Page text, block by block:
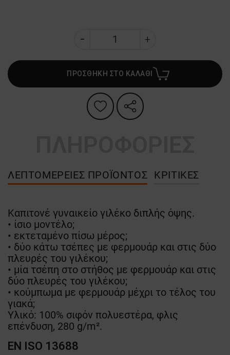
ΠΡΟΣΘΗΚΗ ΣΤΟ ΚΑΛΑΘΙ
ΛΕΠΤΟΜΈΡΕΙΕΣ ΠΡΟΪΌΝΤΟΣ ΚΡΙΤΙΚΈΣ
Καπιτονέ γυναικείο γιλέκο διπλής όψης.
• ίσιο μοντέλο;
• εκτεταμένο πίσω μέρος;
• δύο κάτω τσέπες με φερμουάρ και στις δύο
πλευρές του γιλέκου;
• μία τσέπη στο στήθος με φερμουάρ και στις
δύο πλευρές του γιλέκου;
• κούμπωμα με φερμουάρ μέχρι το τέλος του
γιακά;
Υλικό: 100% σιφόν πολυεστέρα, φλις
επένδυση, 280 g/m².
EN ISO 13688